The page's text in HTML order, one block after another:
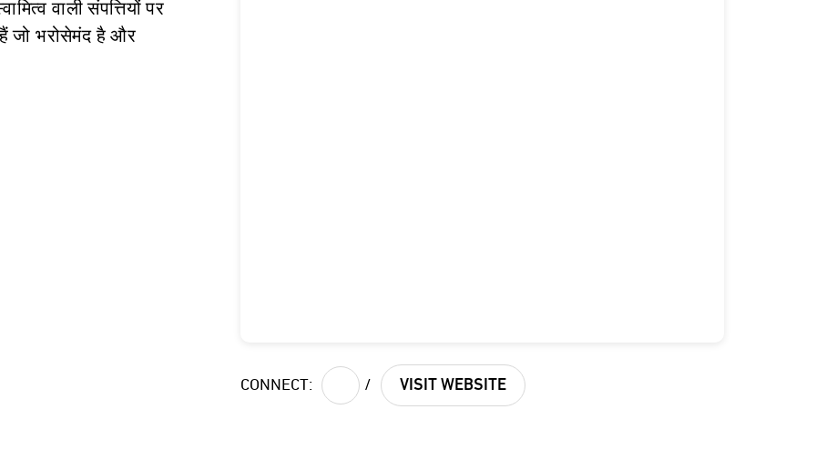
वाली संपत्तियों पर
हैं जो भरोसेमंद है और
CONNECT: / VISIT WEBSITE